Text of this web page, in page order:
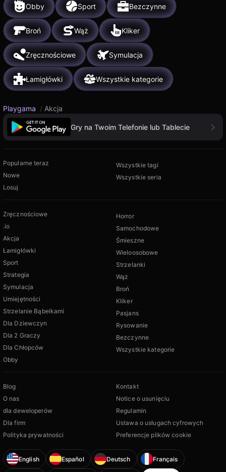
Obby Sport Bezczynne
Broń Wąż Kliker
Zręcznościowe Symulacja
Łamigłówki Wszystkie kategorie
Playgama / Akcja
Gry na Twoim Telefonie lub Tablecie
Popularne teraz
Nowe
Losuj
Wszystkie tagi
Wszystkie seria
Zręcznościowe
.io
Akcja
Łamigłówki
Sport
Strategia
Symulacja
Umiejętności
Strzelanie Bąbelkami
Dla Dziewczyn
Dla 2 Graczy
Dla Chłopców
Obby
Horror
Samochodowe
Śmieszne
Wieloosobowe
Strzelanki
Wąż
Broń
Kliker
Pasjans
Rysowanie
Bezczynne
Wszystkie kategorie
Blog
O nas
dla deweloperów
Dla firm
Polityka prywatności
Kontakt
Notice o usunięciu
Regulamin
Ustawa o usługach cyfrowych
Preferencje plików cookie
English Español Deutsch Français